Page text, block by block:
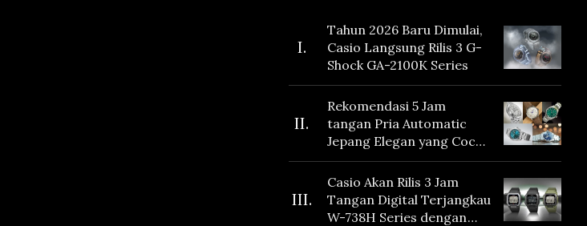
I.
Tahun 2026 Baru Dimulai,
Casio Langsung Rilis 3 G-
Shock GA-2100K Series
II.
Rekomendasi 5 Jam
tangan Pria Automatic
Jepang Elegan yang Cocok
Dikoleksi di 2026
III.
Casio Akan Rilis 3 Jam
Tangan Digital Terjangkau
W-738H Series dengan